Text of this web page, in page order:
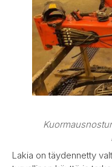
Lakia on täydennetty